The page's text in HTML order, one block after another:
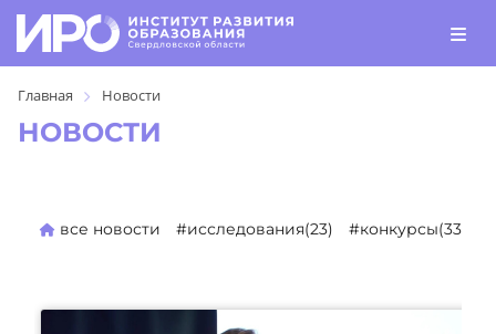
Главная Новости
НОВОСТИ
все новости #исследования(23) #конкурсы(330)